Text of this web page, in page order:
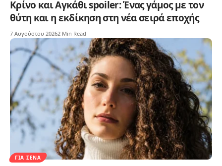
Κρίνο και Αγκάθι spoiler: Ένας γάμος με τον
θύτη και η εκδίκηση στη νέα σειρά εποχής
7 Αυγούστου 20262 Min Read
ΓΙΑ ΣΈΝΑ